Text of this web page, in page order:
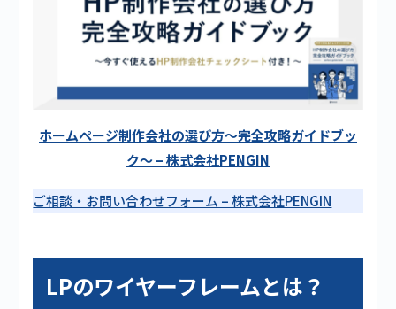
ホームページ制作会社の選び方〜完全攻略ガイドブッ
ク〜 – 株式会社PENGIN
ご相談・お問い合わせフォーム – 株式会社PENGIN
LPのワイヤーフレームとは？